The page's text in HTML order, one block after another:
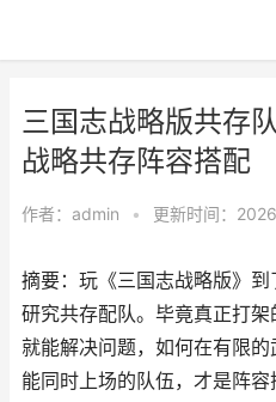
三国志战略版共存
战略共存阵容搭配
作者： admin • 更新时间：
摘要：玩《三国志战略版》
研究共存配队。毕竟真正打
就能解决问题，如何在有限
能同时上场的队伍，才是阵